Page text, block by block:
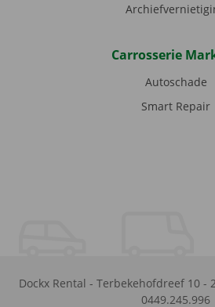
Carrosserie
Autoschade
Smart Repair
Dockx Rental - Terbekehofdreef 10 -
0449.245.996